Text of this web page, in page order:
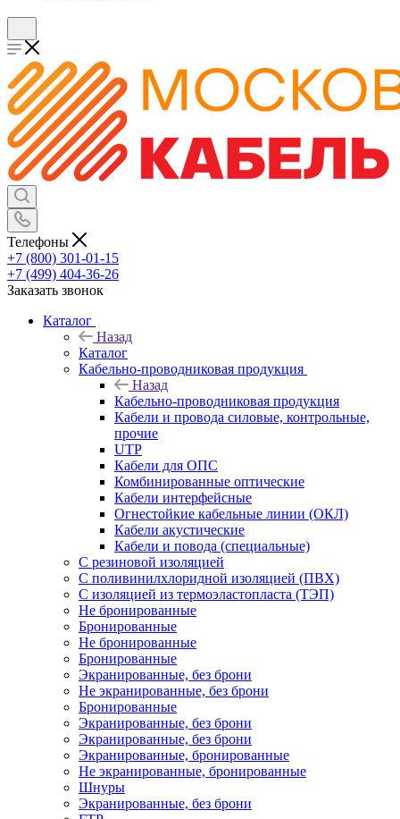
Телефоны
+7 (800) 301-01-15
+7 (499) 404-36-26
Заказать звонок
Каталог
Назад
Каталог
Кабельно-проводниковая продукция
Назад
Кабельно-проводниковая продукция
Кабели и провода силовые, контрольные,
прочие
UTP
Кабели для ОПС
Комбинированные оптические
Кабели интерфейсные
Огнестойкие кабельные линии (ОКЛ)
Кабели акустические
Кабели и повода (специальные)
С резиновой изоляцией
С поливинилхлоридной изоляцией (ПВХ)
С изоляцией из термоэластопласта (ТЭП)
Не бронированные
Бронированные
Не бронированные
Бронированные
Экранированные, без брони
Не экранированные, без брони
Бронированные
Экранированные, без брони
Экранированные, без брони
Экранированные, бронированные
Не экранированные, бронированные
Шнуры
Экранированные, без брони